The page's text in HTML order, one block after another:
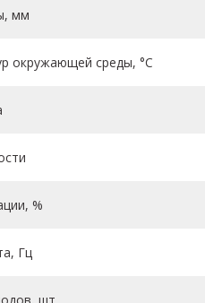
мм
окружающей среды, °C
%
Гц